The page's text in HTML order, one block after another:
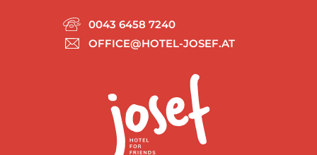
0043 6458 7240
OFFICE@HOTEL-JOSEF.AT